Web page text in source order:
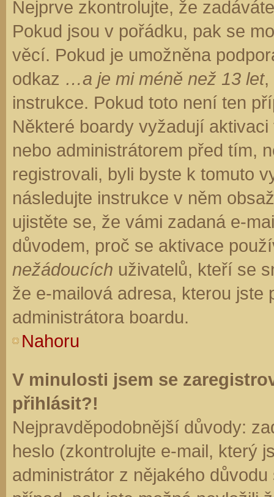
Nejprve zkontrolujte, že
Pokud jsou v pořádku, pak se
věcí. Pokud je umožněna
odkaz …a je mi méně než 13 let,
instrukce. Pokud toto není ten
Některé boardy vyžadují
nebo administrátorem před tím,
registrovali, byli byste k tomuto
následujte instrukce v něm
ujistěte se, že vámi zadaná e-
důvodem, proč se aktivace
nežádoucích uživatelů, kteří se
že e-mailová adresa, kterou jste
administrátora boardu.
Nahoru
V minulosti jsem se
přihlásit?!
Nejpravděpodobnější důvody:
heslo (zkontrolujte e-mail, který
administrátor z nějakého